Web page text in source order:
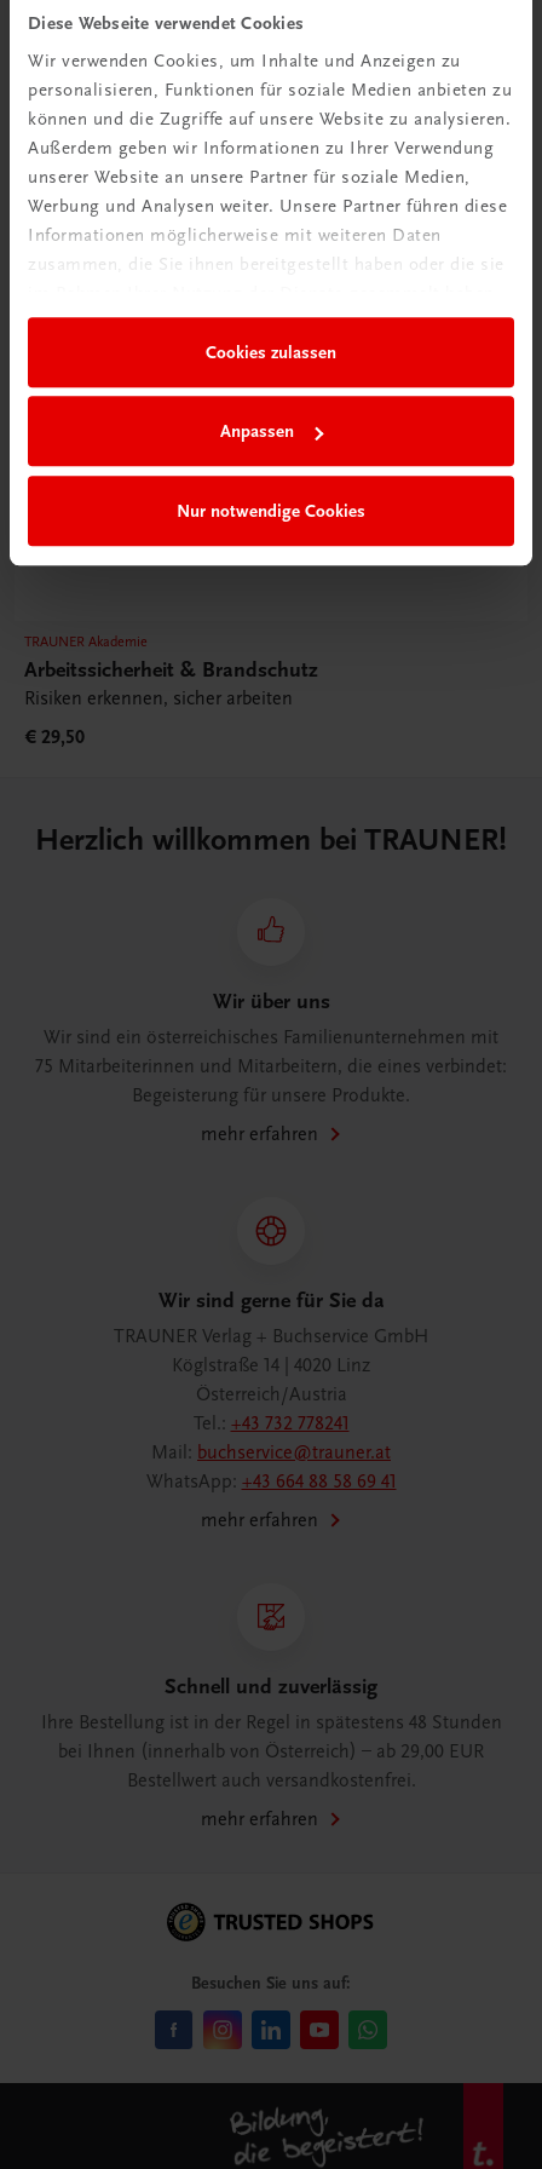
Diese Webseite verwendet Cookies
Wir verwenden Cookies, um Inhalte und Anzeigen zu
personalisieren, Funktionen für soziale Medien anbieten zu
können und die Zugriffe auf unsere Website zu analysieren.
Außerdem geben wir Informationen zu Ihrer Verwendung
unserer Website an unsere Partner für soziale Medien,
Werbung und Analysen weiter. Unsere Partner führen diese
Informationen möglicherweise mit weiteren Daten
zusammen, die Sie ihnen bereitgestellt haben oder die sie
Cookies zulassen
Anpassen
Nur notwendige Cookies
Hygiene Basics
Hygiene leicht gemacht – sicher, sauber, professionell
TRAUNER Akademie
Arbeitssicherheit & Brandschutz
Risiken erkennen, sicher arbeiten
€ 29,50
Herzlich willkommen bei TRAUNER!
Wir über uns
Wir sind ein österreichisches Familienunternehmen mit
75 Mitarbeiterinnen und Mitarbeitern, die eines verbindet:
Begeisterung für unsere Produkte.
mehr erfahren
Wir sind gerne für Sie da
TRAUNER Verlag + Buchservice GmbH
Köglstraße 14 | 4020 Linz
Österreich/Austria
Tel.: +43 732 778241
Mail: buchservice@trauner.at
WhatsApp: +43 664 88 58 69 41
mehr erfahren
Schnell und zuverlässig
Ihre Bestellung ist in der Regel in spätestens 48 Stunden
bei Ihnen (innerhalb von Österreich) – ab 29,00 EUR
Bestellwert auch versandkostenfrei.
mehr erfahren
Besuchen Sie uns auf: